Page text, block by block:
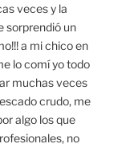
veces y la
sorprendió un
a mi chico en
lo comí yo todo
muchas veces
crudo, me
algo los que
no